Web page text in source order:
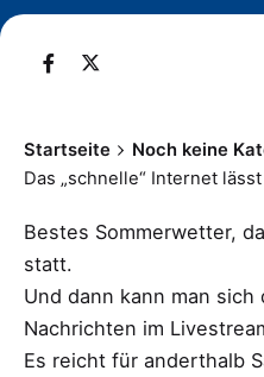
Startseite
Noch keine
Das „schnelle“ Internet
Bestes Sommerwetter,
statt.
Und dann kann man
Nachrichten im
Es reicht für anderthalb